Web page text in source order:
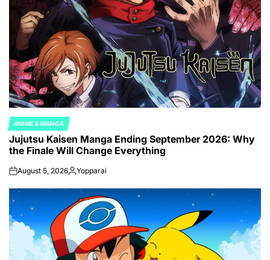
POSTED
IN
ANIME & MANGA
Jujutsu Kaisen Manga Ending September 2026: Why
the Finale Will Change Everything
onAugust 5, 2026Posted
Yopparai